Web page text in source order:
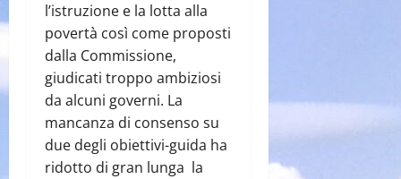
l’istruzione e la lotta alla
povertà così come proposti
dalla Commissione,
giudicati troppo ambiziosi
da alcuni governi. La
mancanza di consenso su
due degli obiettivi-guida ha
ridotto di gran lunga la